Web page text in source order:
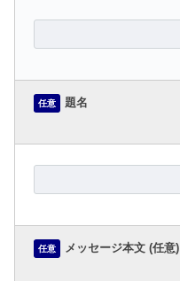
任意 題名
任意 メッセージ本文 (任意)